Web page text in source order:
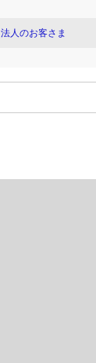
法人のお客さま